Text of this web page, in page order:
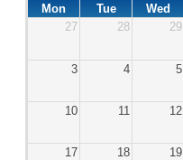
Mon Tue Wed
27
28 29
3 4 5
10 11 12
17 18 19